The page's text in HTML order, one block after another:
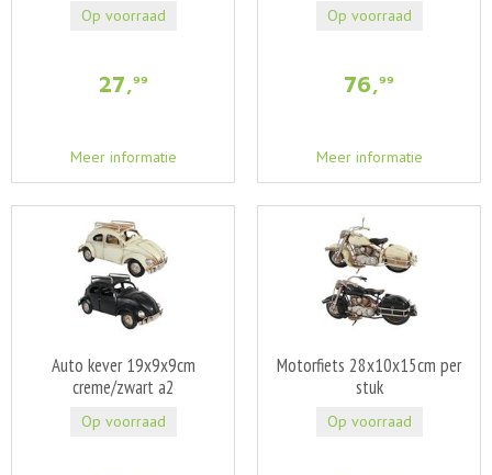
27,99
Meer informatie
Op voorraad
76,99
Meer informatie
Op voorraad
Auto kever 19x9x9cm
creme/zwart a2
Op voorraad
Motorfiets 28x10x15cm per
stuk
Op voorraad